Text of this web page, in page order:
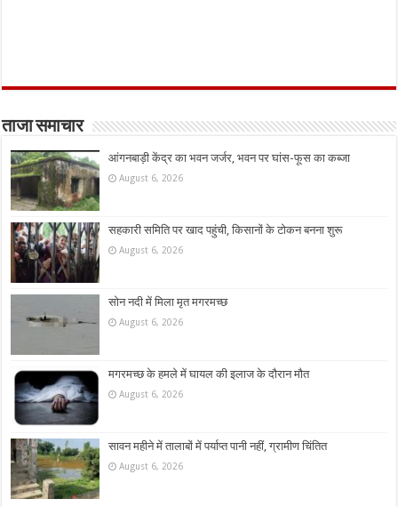
ताजा समाचार
आंगनबाड़ी केंद्र का भवन जर्जर, भवन पर घांस-फूस का कब्जा
August 6, 2026
सहकारी समिति पर खाद पहुंची, किसानों के टोकन बनना शुरू
August 6, 2026
सोन नदी में मिला मृत मगरमच्छ
August 6, 2026
मगरमच्छ के हमले में घायल की इलाज के दौरान मौत
August 6, 2026
सावन महीने में तालाबों में पर्याप्त पानी नहीं, ग्रामीण चिंतित
August 6, 2026